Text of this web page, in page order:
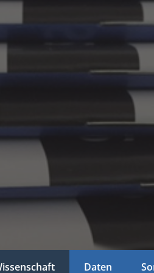
Daten